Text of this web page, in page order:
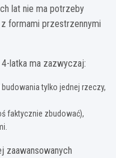
lat nie ma potrzeby
formami przestrzennymi
latka ma zazwyczaj:
tylko jednej rzeczy,
faktycznie zbudować),
zaawansowanych